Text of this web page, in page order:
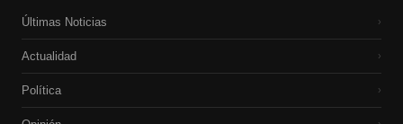
Últimas Noticias ›
Actualidad ›
Política ›